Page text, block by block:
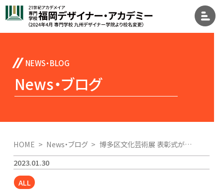
News・ブログ
HOME News・ブログ
博多区文化芸術展 表彰式が開催されました!!
2023.01.30
ALL